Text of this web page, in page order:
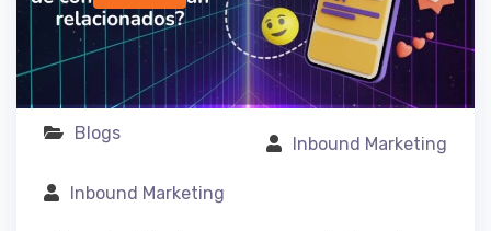
Blogs
Inbound Marketing
Inbound Marketing